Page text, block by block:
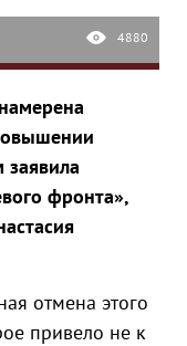
4880
заявила
фронта»,
отмена этого
привело не к